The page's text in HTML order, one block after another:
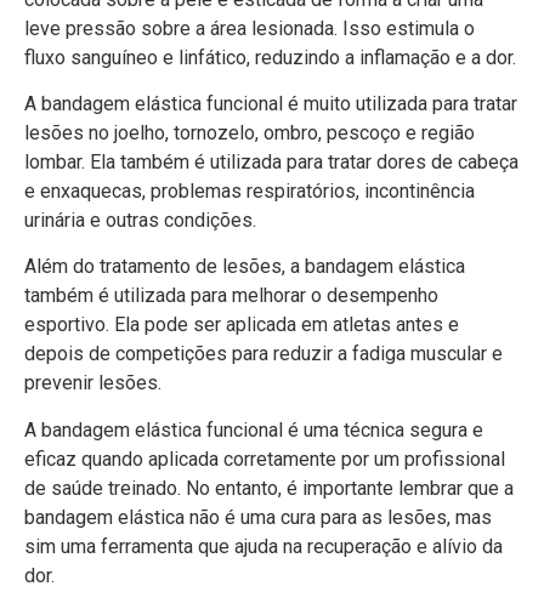
leve pressão sobre a área lesionada. Isso estimula o
fluxo sanguíneo e linfático, reduzindo a inflamação e a dor.
A bandagem elástica funcional é muito utilizada para tratar
lesões no joelho, tornozelo, ombro, pescoço e região
lombar. Ela também é utilizada para tratar dores de cabeça
e enxaquecas, problemas respiratórios, incontinência
urinária e outras condições.
Além do tratamento de lesões, a bandagem elástica
também é utilizada para melhorar o desempenho
esportivo. Ela pode ser aplicada em atletas antes e
depois de competições para reduzir a fadiga muscular e
prevenir lesões.
A bandagem elástica funcional é uma técnica segura e
eficaz quando aplicada corretamente por um profissional
de saúde treinado. No entanto, é importante lembrar que a
bandagem elástica não é uma cura para as lesões, mas
sim uma ferramenta que ajuda na recuperação e alívio da
dor.